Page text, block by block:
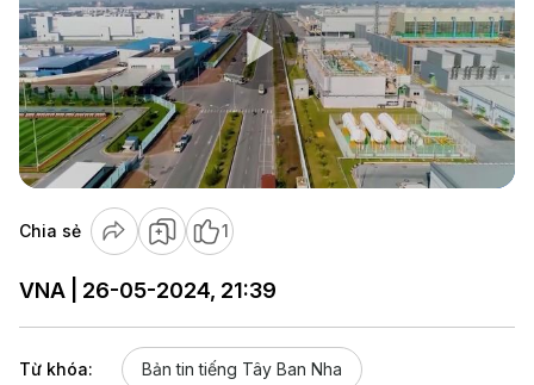
Play
Video
Chia sẻ 1
VNA | 26-05-2024, 21:39
Từ khóa: Bản tin tiếng Tây Ban Nha